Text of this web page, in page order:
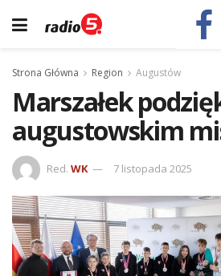
Strona Główna Region Augustów
Marszałek
augustowskim
Red. WK 7 listopada 2025